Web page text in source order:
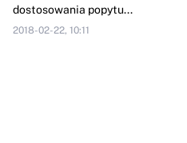
dostosowania popytu...
2018-02-22, 10:11